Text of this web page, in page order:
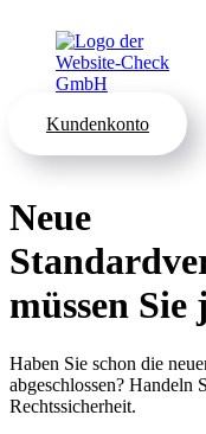
Kundenkonto
Neue
müssen
Haben Sie schon die
abgeschlossen? Handeln
Rechtssicherheit.